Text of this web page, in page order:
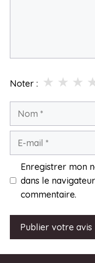
Noter : ★
★
★
Nom
Enregistrer mon
dans le
commentaire.